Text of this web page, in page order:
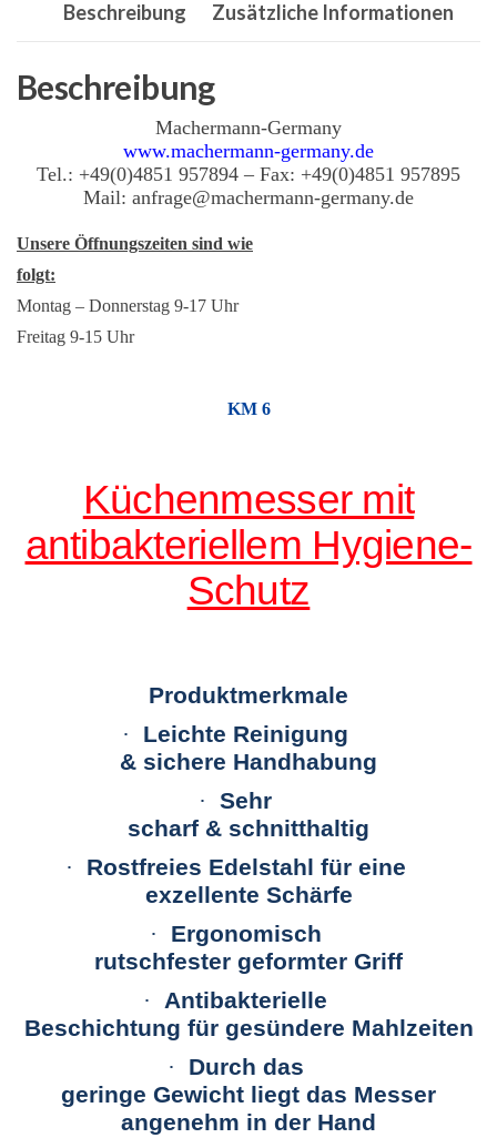
Ausbeinmesser
Beschreibung Zusätzliche Informationen
Beschreibung
Machermann-Germany
www.machermann-germany.de
Tel.: +49(0)4851 957894 – Fax: +49(0)4851 957895
Mail: anfrage@machermann-germany.de
Unsere Öffnungszeiten sind wie
folgt:
Montag – Donnerstag 9-17 Uhr
Freitag 9-15 Uhr
KM 6
Küchenmesser mit
antibakteriellem Hygiene-
Schutz
Produktmerkmale
·
Leichte Reinigung
& sichere Handhabung
· Sehr
scharf & schnitthaltig
·
Rostfreies Edelstahl für eine
exzellente Schärfe
·
Ergonomisch
rutschfester geformter Griff
· Antibakterielle
Beschichtung für gesündere Mahlzeiten
·
Durch das
geringe Gewicht liegt das Messer
angenehm in der Hand